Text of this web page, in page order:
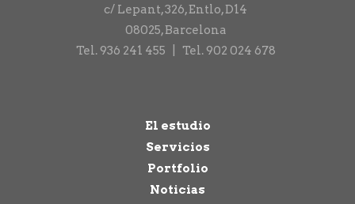
c/ Lepant, 326, Entlo, D14
08025,Barcelona
Tel. 936 241 455 Tel. 902 024 678
El estudio
Servicios
Portfolio
Noticias